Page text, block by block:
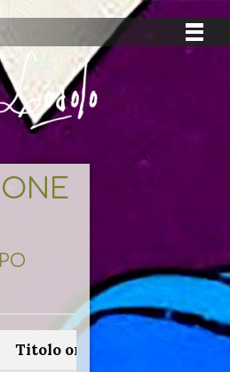
Titolo originale: